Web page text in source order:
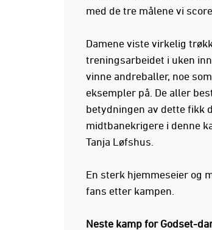
med de tre målene vi
Damene viste virkelig
treningsarbeidet i uken
vinne andreballer, noe
eksempler på. De aller
betydningen av dette fikk
midtbanekrigere i denne
Tanja Løfshus.
En sterk hjemmeseier og
fans etter kampen.
Neste kamp for Godset-